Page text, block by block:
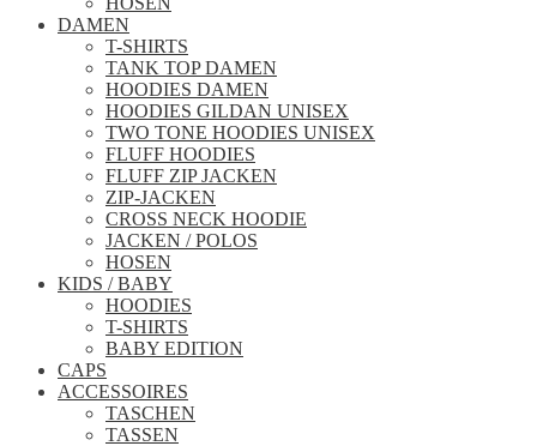
DAMEN
T-SHIRTS
TANK TOP DAMEN
HOODIES DAMEN
HOODIES GILDAN UNISEX
TWO TONE HOODIES UNISEX
FLUFF HOODIES
FLUFF ZIP JACKEN
ZIP-JACKEN
CROSS NECK HOODIE
JACKEN / POLOS
HOSEN
KIDS / BABY
HOODIES
T-SHIRTS
BABY EDITION
CAPS
ACCESSOIRES
TASCHEN
TASSEN